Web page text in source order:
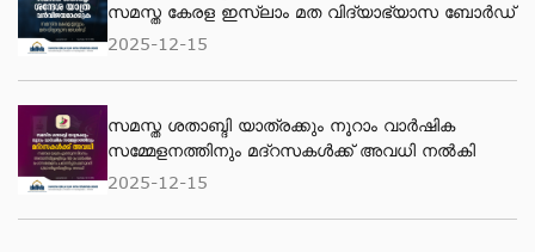
സമസ്ത കേരള ഇസ്ലാം മത വിദ്യാഭ്യാസ ബോര്‍ഡ്
2025-12-15
സമസ്ത ശതാബ്ദി യാത്രക്കും നൂറാം വാര്‍ഷിക
സമ്മേളനത്തിനും മദ്റസകള്‍ക്ക് അവധി നല്‍കി
2025-12-15